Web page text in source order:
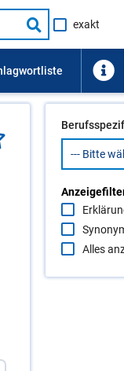
Suche
starten
exakt
Alles